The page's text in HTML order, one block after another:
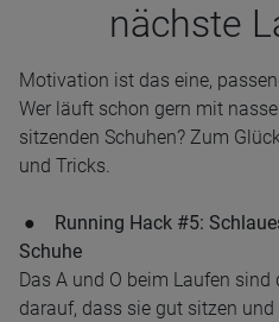
nächste
Motivation ist das eine,
Wer läuft schon gern mit
sitzenden Schuhen? Zum
und Tricks.
● Running Hack #5:
Schuhe
Das A und O beim Laufen
darauf, dass sie gut sitzen